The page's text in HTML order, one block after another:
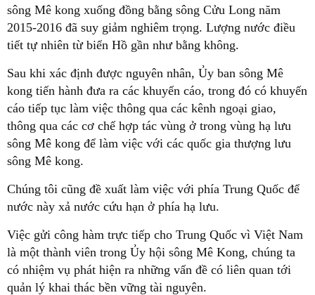
sông Mê kong xuống đồng bằng sông Cửu Long năm
2015-2016 đã suy giảm nghiêm trọng. Lượng nước điều
tiết tự nhiên từ biển Hồ gần như bằng không.
Sau khi xác định được nguyên nhân, Ủy ban sông Mê
kong tiến hành đưa ra các khuyến cáo, trong đó có khuyến
cáo tiếp tục làm việc thông qua các kênh ngoại giao,
thông qua các cơ chế hợp tác vùng ở trong vùng hạ lưu
sông Mê kong để làm việc với các quốc gia thượng lưu
sông Mê kong.
Chúng tôi cũng đề xuất làm việc với phía Trung Quốc để
nước này xả nước cứu hạn ở phía hạ lưu.
Việc gửi công hàm trực tiếp cho Trung Quốc vì Việt Nam
là một thành viên trong Ủy hội sông Mê Kong, chúng ta
có nhiệm vụ phát hiện ra những vấn đề có liên quan tới
quản lý khai thác bền vững tài nguyên.